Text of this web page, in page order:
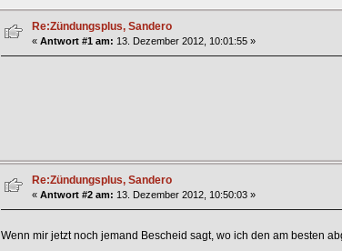
Re:Zündungsplus, Sandero
« Antwort #1 am: 13. Dezember 2012, 10:01:55 »
Re:Zündungsplus, Sandero
« Antwort #2 am: 13. Dezember 2012, 10:50:03 »
Wenn mir jetzt noch jemand Bescheid sagt, wo ich den am besten